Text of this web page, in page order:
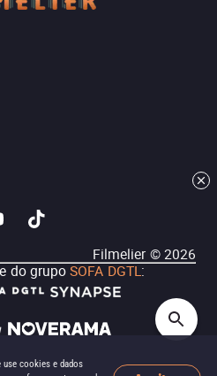
use cookies e dados
Filmelier ©2026
do grupoSOFA DGTL: